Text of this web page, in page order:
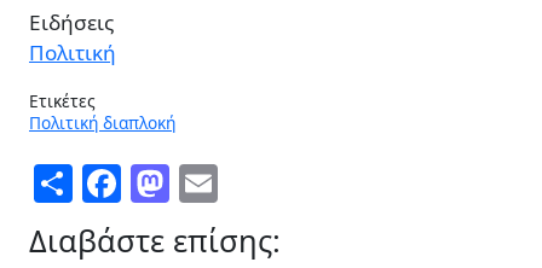
Ειδήσεις
Πολιτική
Ετικέτες
Πολιτική διαπλοκή
ShareFacebook
Mastodon
Διαβάστε επίσης: